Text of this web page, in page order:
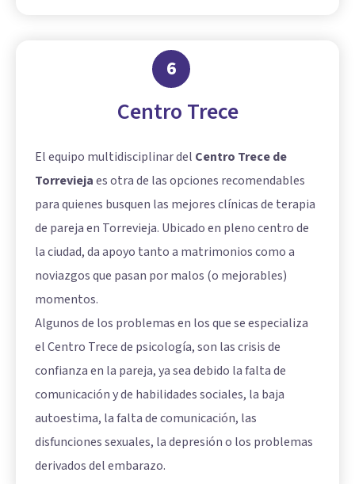
6
Centro Trece
El equipo multidisciplinar del Centro Trece de
Torreviejaes otra de las opciones recomendables
para quienes busquen las mejores clínicas de terapia
de pareja en Torrevieja. Ubicado en pleno centro de
la ciudad, da apoyo tanto a matrimonios como a
noviazgos que pasan por malos (o mejorables)
momentos.
Algunos de los problemas en los que se especializa
el Centro Trece de psicología, son las crisis de
confianza en la pareja, ya sea debido la falta de
comunicación y de habilidades sociales, la baja
autoestima, la falta de comunicación, las
disfunciones sexuales, la depresión o los problemas
derivados del embarazo.